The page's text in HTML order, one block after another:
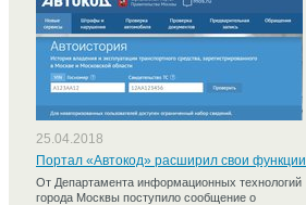
25.04.2018
Портал «Автокод» расширил свои функции
От Департамента информационных технологий
города Москвы поступило сообщение о